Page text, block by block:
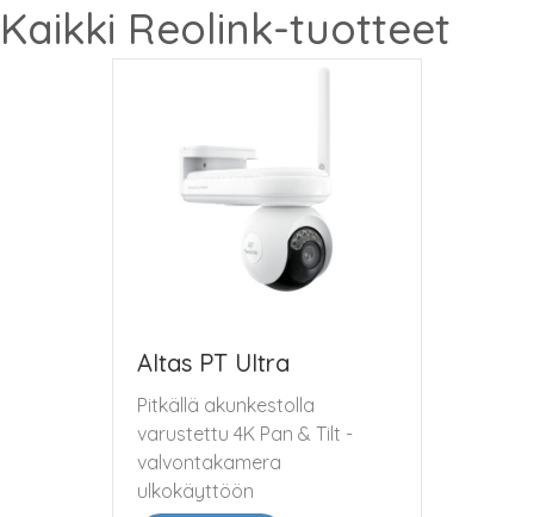
Kaikki Reolink-tuotteet
Altas PT Ultra
Pitkällä akunkestolla
varustettu 4K Pan & Tilt -
valvontakamera
ulkokäyttöön